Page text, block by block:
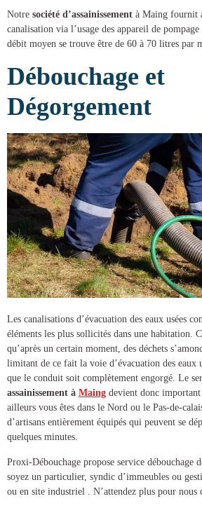
Notre société d’assainissement à Maing fournit
canalisation via l’usage des appareil de
débit moyen se trouve être de 60 à 70 litres par
Débouchage et
Dégorgement
Les canalisations d’évacuation des eaux usées
éléments les plus sollicités dans une habitation.
qu’après un certain moment, des déchets
limitant de ce fait la voie d’évacuation des eaux
que le conduit soit complètement engorgé. Le
assainissement à Maing devient donc
ailleurs vous êtes dans le Nord ou le Pas-de-
d’artisans entièrement équipés qui peuvent se
quelques minutes.
Proxi-Débouchage propose service débouchage
soyez un particulier, syndic d’immeubles ou
ou en site industriel . N’attendez plus pour nous